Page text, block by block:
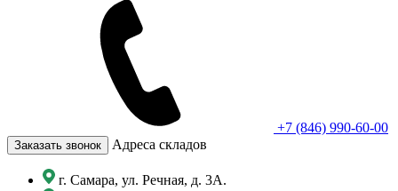
+7 (846) 990-60-00
Заказать звонок Адреса складов
г. Самара, ул. Речная, д. 3А.